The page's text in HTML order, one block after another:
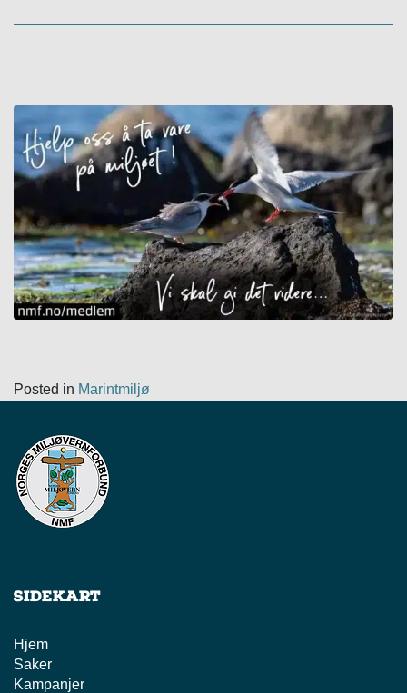
Posted in Marintmiljø
Sidekart
Hjem
Saker
Kampanjer